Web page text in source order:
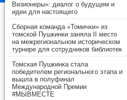
Визионеры»: диалог о будущем и
идеи для настоящего
Сборная команда «Томички» из
томской Пушкинки заняла II место
на межрегиональном историческом
турнире для сотрудников библиотек
Томская Пушкинка стала
победителем регионального этапа и
вышла в полуфинал
Международной Премии
#МЫВМЕСТЕ